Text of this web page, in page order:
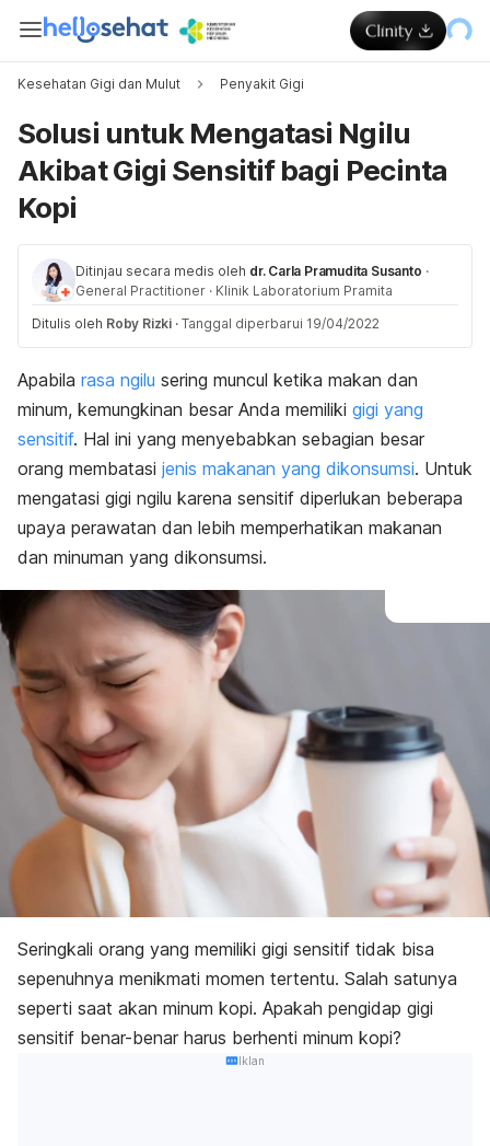
Kesehatan Gigi dan Mulut Penyakit Gigi
Solusi untuk Mengatasi Ngilu
Akibat Gigi Sensitif bagi Pecinta
Kopi
Ditinjau secara medis oleh dr. Carla Pramudita Susanto ·
General Practitioner · Klinik Laboratorium Pramita
Ditulis oleh Roby Rizki · Tanggal diperbarui 19/04/2022
Apabila rasa ngilu sering muncul ketika makan dan
minum, kemungkinan besar Anda memiliki gigi yang
sensitif. Hal ini yang menyebabkan sebagian besar
orang membatasi jenis makanan yang dikonsumsi. Untuk
mengatasi gigi ngilu karena sensitif diperlukan beberapa
upaya perawatan dan lebih memperhatikan makanan
dan minuman yang dikonsumsi.
Seringkali orang yang memiliki gigi sensitif tidak bisa
sepenuhnya menikmati momen tertentu. Salah satunya
seperti saat akan minum kopi. Apakah pengidap gigi
sensitif benar-benar harus berhenti minum kopi?
Iklan